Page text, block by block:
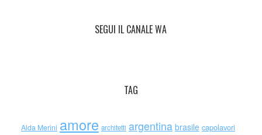
SEGUI IL CANALE WA
TAG
Alda Merini amore architetti argentina brasile capolavori